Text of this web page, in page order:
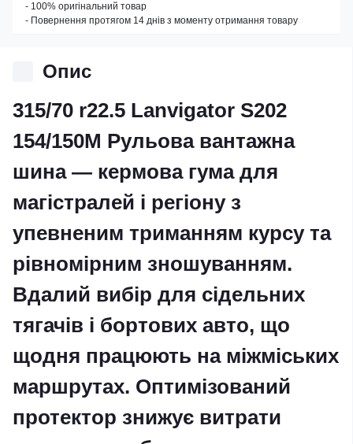
Опис
315/70 r22.5 Lanvigator S202
154/150M Рульова вантажна
шина — кермова гума для
магістралей і регіону з
упевненим триманням курсу та
рівномірним зношуванням.
Вдалий вибір для сідельних
тягачів і бортових авто, що
щодня працюють на міжміських
маршрутах. Оптимізований
протектор знижує витрати
- 100% оригінальний товар
- Повернення протягом 14 днів з моменту отримання товару